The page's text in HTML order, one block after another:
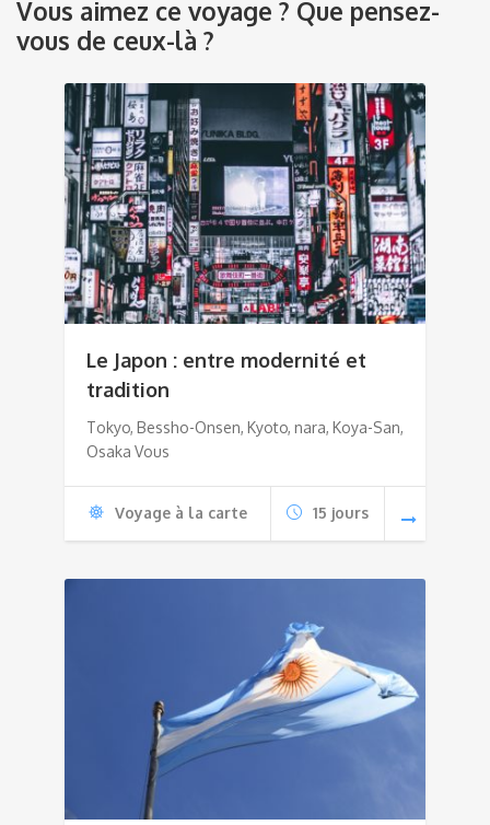
Vous aimez ce voyage ? Que pensez-
vous de ceux-là ?
Le Japon : entre modernité et
tradition
Tokyo, Bessho-Onsen, Kyoto, nara, Koya-San,
Osaka Vous
Voyage à la carte 15 jours